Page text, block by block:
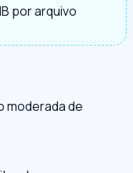
por arquivo
moderada de